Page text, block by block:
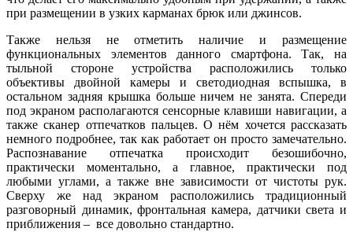
при размещении в узких карманах брюк или джинсов.
Также нельзя не отметить наличие и размещение
функциональных элементов данного смартфона. Так, на
тыльной стороне устройства расположились только
объективы двойной камеры и светодиодная вспышка, в
остальном задняя крышка больше ничем не занята. Спереди
под экраном располагаются сенсорные клавиши навигации, а
также сканер отпечатков пальцев. О нём хочется рассказать
немного подробнее, так как работает он просто замечательно.
Распознавание отпечатка происходит безошибочно,
практически моментально, а главное, практически под
любыми углами, а также вне зависимости от чистоты рук.
Сверху же над экраном расположились традиционный
разговорный динамик, фронтальная камера, датчики света и
приближения – все довольно стандартно.